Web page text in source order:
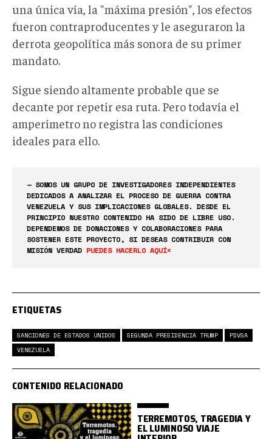
una única vía, la "máxima presión", los efectos
fueron contraproducentes y le aseguraron la
derrota geopolítica más sonora de su primer
mandato.
Sigue siendo altamente probable que se
decante por repetir esa ruta. Pero todavía el
amperímetro no registra las condiciones
ideales para ello.
— SOMOS UN GRUPO DE INVESTIGADORES INDEPENDIENTES
DEDICADOS A ANALIZAR EL PROCESO DE GUERRA CONTRA
VENEZUELA Y SUS IMPLICACIONES GLOBALES. DESDE EL
PRINCIPIO NUESTRO CONTENIDO HA SIDO DE LIBRE USO.
DEPENDEMOS DE DONACIONES Y COLABORACIONES PARA
SOSTENER ESTE PROYECTO, SI DESEAS CONTRIBUIR CON
MISIÓN VERDAD PUEDES HACERLO AQUÍ<
ETIQUETAS
SANCIONES DE ESTADOS UNIDOS SEGUNDA PRESIDENCIA TRUMP
PDVSA
VENEZUELA
CONTENIDO RELACIONADO
TERREMOTOS, TRAGEDIA Y
EL LUMINOSO VIAJE